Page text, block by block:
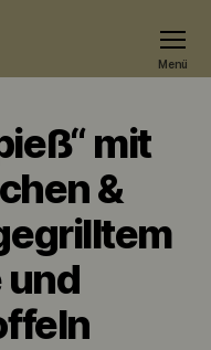
Menü
mit
&
und